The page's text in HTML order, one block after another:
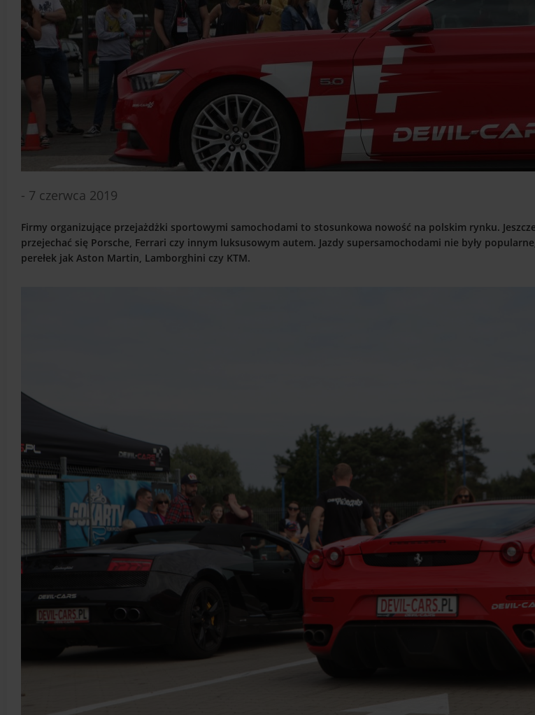
- 7 czerwca 2019
Firmy organizujące przejażdżki sportowymi samochodami to stosunkowa nowość na polskim rynku.
przejechać się Porsche, Ferrari czy innym luksusowym autem. Jazdy supersamochodami nie były
perełek jak Aston Martin, Lamborghini czy KTM.